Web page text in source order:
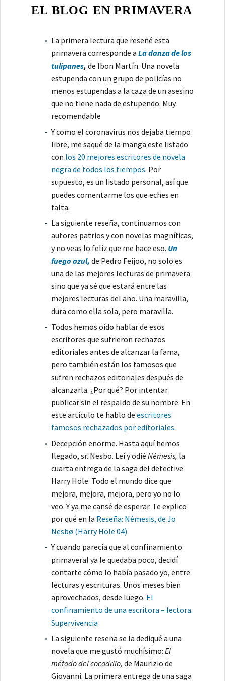
EL BLOG EN PRIMAVERA
La primera lectura que reseñé esta
primavera corresponde a La danza de los
tulipanes, de Ibon Martín. Una novela
estupenda con un grupo de policías no
menos estupendas a la caza de un asesino
que no tiene nada de estupendo. Muy
recomendable
Y como el coronavirus nos dejaba tiempo
libre, me saqué de la manga este listado
con los 20 mejores escritores de novela
negra de todos los tiempos. Por
supuesto, es un listado personal, así que
puedes comentarme los que eches en
falta.
La siguiente reseña, continuamos con
autores patrios y con novelas magníficas,
y no veas lo feliz que me hace eso. Un
fuego azul, de Pedro Feijoo, no solo es
una de las mejores lecturas de primavera
sino que ya sé que estará entre las
mejores lecturas del año. Una maravilla,
dura como ella sola, pero maravilla.
Todos hemos oído hablar de esos
escritores que sufrieron rechazos
editoriales antes de alcanzar la fama,
pero también están los famosos que
sufren rechazos editoriales después de
alcanzarla. ¿Por qué? Por intentar
publicar sin el respaldo de su nombre. En
este artículo te hablo de escritores
famosos rechazados por editoriales.
Decepción enorme. Hasta aquí hemos
llegado, sr. Nesbo. Leí y odié Némesis, la
cuarta entrega de la saga del detective
Harry Hole. Todo el mundo dice que
mejora, mejora, mejora, pero yo no lo
veo. Y ya me cansé de esperar. Te explico
por qué en la Reseña: Némesis, de Jo
Nesbø (Harry Hole 04)
Y cuando parecía que al confinamiento
primaveral ya le quedaba poco, decidí
contarte cómo lo había pasado yo, entre
lecturas y escrituras. Unos meses bien
aprovechados, desde luego. El
confinamiento de una escritora – lectora.
Supervivencia
La siguiente reseña se la dediqué a una
novela que me gustó muchísimo: El
método del cocodrilo, de Maurizio de
Giovanni. La primera entrega de una saga